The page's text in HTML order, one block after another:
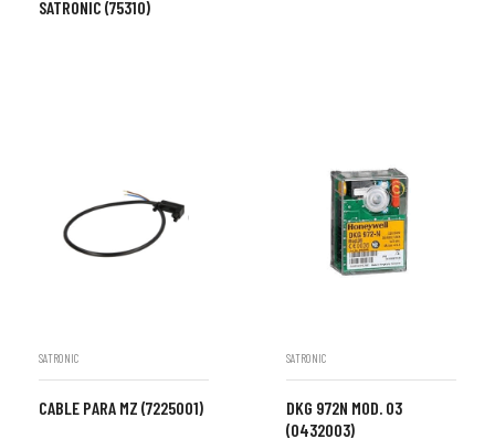
SATRONIC (75310)
SATRONIC
CABLE PARA MZ (7225001)
SATRONIC
DKG 972N MOD. 03
(0432003)